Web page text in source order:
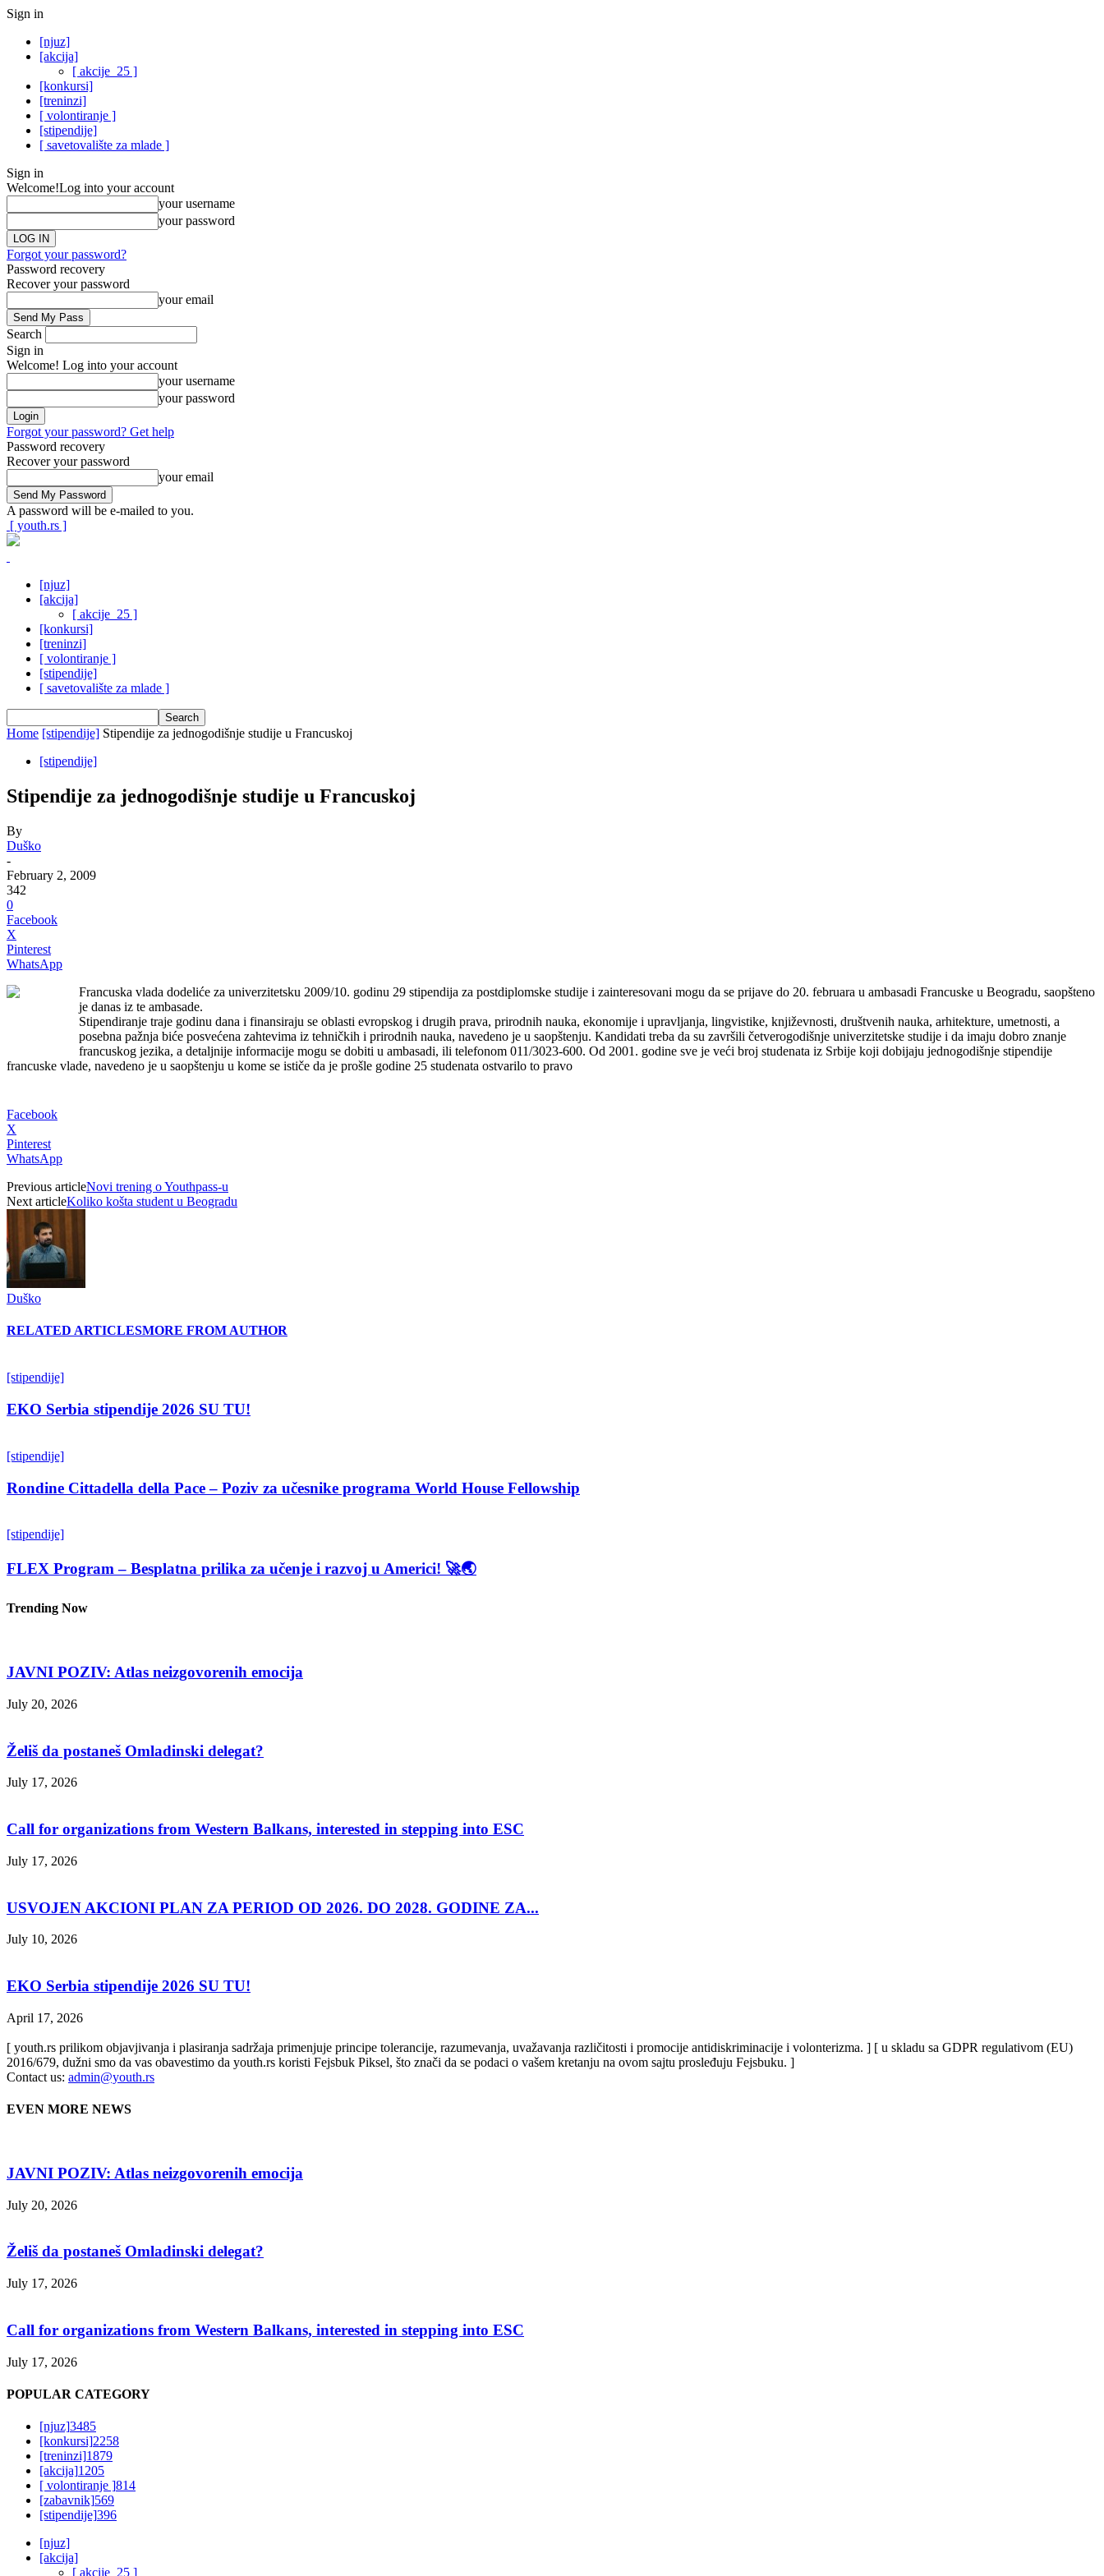
Sign in
[njuz]
[akcija]
[ akcije_25 ]
[konkursi]
[treninzi]
[ volontiranje ]
[stipendije]
[ savetovalište za mlade ]
Sign in
Welcome!Log into your account
your username
your password
Forgot your password?
Password recovery
Recover your password
your email
Search
Sign in
Welcome! Log into your account
your username
your password
Forgot your password? Get help
Password recovery
Recover your password
your email
A password will be e-mailed to you.
[ youth.rs ]
[njuz]
[akcija]
[ akcije_25 ]
[konkursi]
[treninzi]
[ volontiranje ]
[stipendije]
[ savetovalište za mlade ]
Home [stipendije] Stipendije za jednogodišnje studije u Francuskoj
[stipendije]
Stipendije za jednogodišnje studije u Francuskoj
By
Duško
-
February 2, 2009
342
0
Facebook
X
Pinterest
WhatsApp
Francuska vlada dodeliće za univerzitetsku 2009/10. godinu 29 stipendija za postdiplomske studije i zainteresovani mogu da se prijave do 20. februara u ambasadi Francuske u Beogradu, saopšteno
je danas iz te ambasade.
Stipendiranje traje godinu dana i finansiraju se oblasti evropskog i drugih prava, prirodnih nauka, ekonomije i upravljanja, lingvistike, književnosti, društvenih nauka, arhitekture, umetnosti, a
posebna pažnja biće posvećena zahtevima iz tehničkih i prirodnih nauka, navedeno je u saopštenju. Kandidati treba da su završili četverogodišnje univerzitetske studije i da imaju dobro znanje
francuskog jezika, a detaljnije informacije mogu se dobiti u ambasadi, ili telefonom 011/3023-600. Od 2001. godine sve je veći broj studenata iz Srbije koji dobijaju jednogodišnje stipendije
francuske vlade, navedeno je u saopštenju u kome se ističe da je prošle godine 25 studenata ostvarilo to pravo
Facebook
X
Pinterest
WhatsApp
Previous articleNovi trening o Youthpass-u
Next articleKoliko košta student u Beogradu
Duško
RELATED ARTICLESMORE FROM AUTHOR
[stipendije]
EKO Serbia stipendije 2026 SU TU!
[stipendije]
Rondine Cittadella della Pace – Poziv za učesnike programa World House Fellowship
[stipendije]
FLEX Program – Besplatna prilika za učenje i razvoj u Americi! 🚀🌏
Trending Now
JAVNI POZIV: Atlas neizgovorenih emocija
July 20, 2026
Želiš da postaneš Omladinski delegat?
July 17, 2026
Call for organizations from Western Balkans, interested in stepping into ESC
July 17, 2026
USVOJEN AKCIONI PLAN ZA PERIOD OD 2026. DO 2028. GODINE ZA...
July 10, 2026
EKO Serbia stipendije 2026 SU TU!
April 17, 2026
[ youth.rs prilikom objavjivanja i plasiranja sadržaja primenjuje principe tolerancije, razumevanja, uvažavanja različitosti i promocije antidiskriminacije i volonterizma. ] [ u skladu sa GDPR regulativom (EU)
2016/679, dužni smo da vas obavestimo da youth.rs koristi Fejsbuk Piksel, što znači da se podaci o vašem kretanju na ovom sajtu prosleđuju Fejsbuku. ]
Contact us: admin@youth.rs
EVEN MORE NEWS
JAVNI POZIV: Atlas neizgovorenih emocija
July 20, 2026
Želiš da postaneš Omladinski delegat?
July 17, 2026
Call for organizations from Western Balkans, interested in stepping into ESC
July 17, 2026
POPULAR CATEGORY
[njuz]3485
[konkursi]2258
[treninzi]1879
[akcija]1205
[ volontiranje ]814
[zabavnik]569
[stipendije]396
[njuz]
[akcija]
[ akcije_25 ]